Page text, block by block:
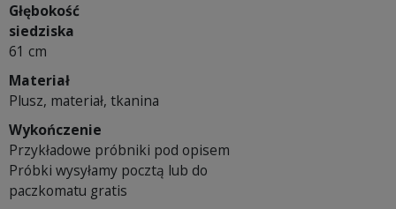
Głębokość
siedziska
61 cm
Materiał
Plusz, materiał, tkanina
Wykończenie
Przykładowe próbniki pod opisem
Próbki wysyłamy pocztą lub do
paczkomatu gratis